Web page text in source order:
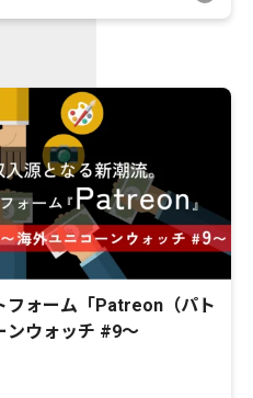
フォーム「Patreon（パト
ンウォッチ #9〜